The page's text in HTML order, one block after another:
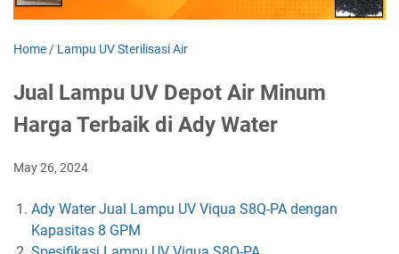
Home / Lampu UV Sterilisasi Air
Jual Lampu UV Depot Air Minum
Harga Terbaik di Ady Water
May 26, 2024
Ady Water Jual Lampu UV Viqua S8Q-PA dengan
Kapasitas 8 GPM